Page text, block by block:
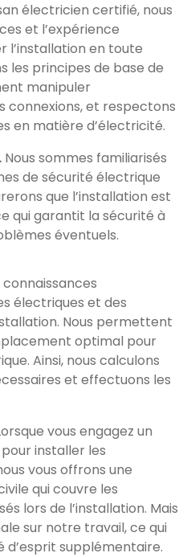
électricien certifié, nous
et l’expérience
l’installation en toute
les principes de base de
manipuler
et respectons
en matière d’électricité.
Nous sommes familiarisés
de sécurité électrique
que l’installation est
qui garantit la sécurité à
éventuels.
connaissances
électriques et des
Nous permettent
optimal pour
Ainsi, nous calculons
et effectuons les
vous engagez un
installer les
vous offrons une
qui couvre les
lors de l’installation. Mais
sur notre travail, ce qui
d’esprit supplémentaire.